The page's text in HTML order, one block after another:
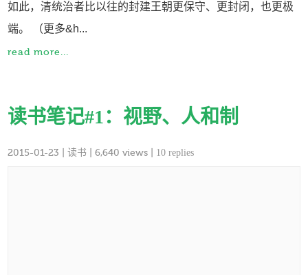
如此，清统治者比以往的封建王朝更保守、更封闭，也更极
端。 （更多&h...
read more...
读书笔记#1：视野、人和制
2015-01-23 |读书 | 6,640 views | 10 replies